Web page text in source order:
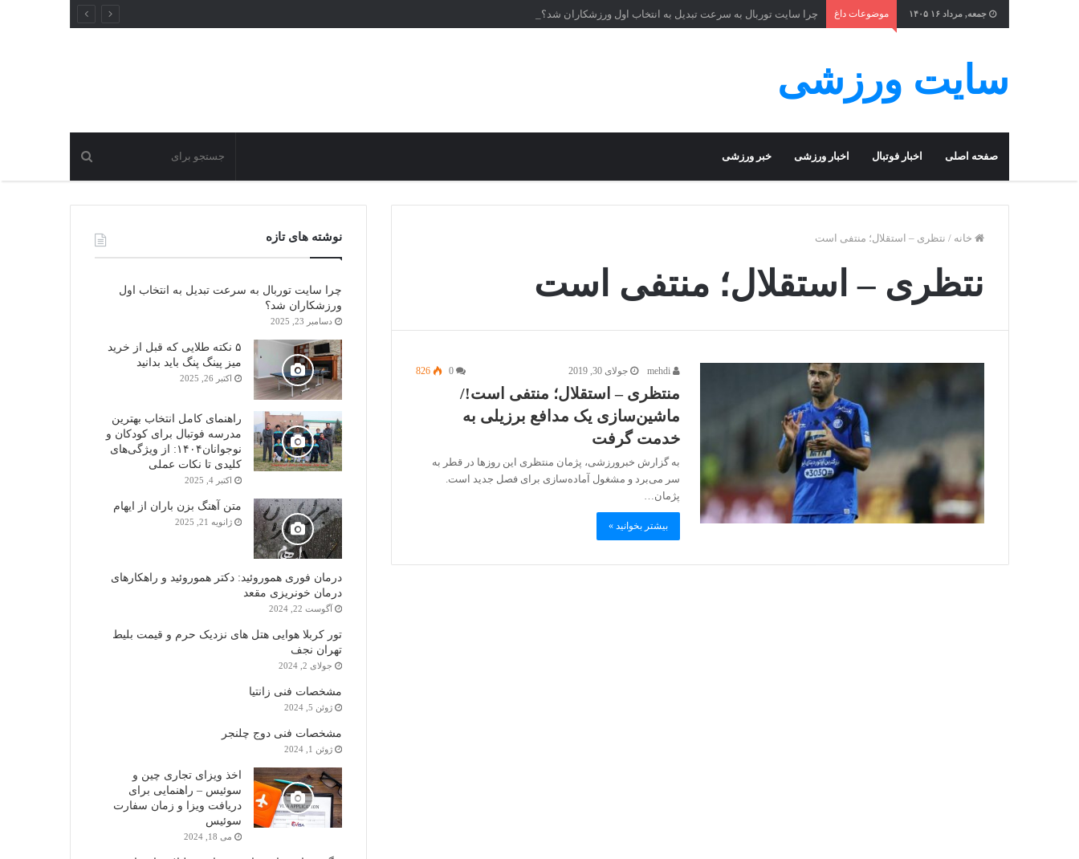
جمعه, مرداد ۱۶ ۱۴۰۵ موضوعات داغ چرا سایت توربال به ‌سرعت تبدیل به انتخاب اول ورزشکاران شد؟
سایت ورزشی
صفحه اصلی اخبار فوتبال اخبار ورزشی خبر ورزشی
خانه / نتظری – استقلال؛ منتفی است
نتظری – استقلال؛ منتفی است
جولای 30, 2019 826
منتظری – استقلال؛ منتفی است!/
ماشین‌سازی یک مدافع برزیلی به
خدمت گرفت
به گزارش خبرورزشی، پژمان منتظری این روز‌ها در قطر به
سر می‌برد و مشغول آماده‌سازی برای فصل جدید است.
پژمان…
بیشتر بخوانید »
نوشته های تازه
چرا سایت توربال به ‌سرعت تبدیل به انتخاب اول
ورزشکاران شد؟
دسامبر 23, 2025
۵ نکته طلایی که قبل از خرید
میز پینگ پنگ باید بدانید
اکتبر 26, 2025
راهنمای کامل انتخاب بهترین
مدرسه فوتبال برای کودکان و
نوجوانان۱۴۰۴: از ویژگی‌های
کلیدی تا نکات عملی
اکتبر 4, 2025
متن آهنگ بزن باران از ایهام
ژانویه 21, 2025
درمان فوری هموروئید: دکتر هموروئید و راهکارهای
درمان خونریزی مقعد
آگوست 22, 2024
تور کربلا هوایی هتل های نزدیک حرم و قیمت بلیط
تهران نجف
جولای 2, 2024
مشخصات فنی زانتیا
ژوئن 5, 2024
مشخصات فنی دوج چلنجر
ژوئن 1, 2024
اخذ ویزای تجاری چین و
سوئیس – راهنمایی برای
دریافت ویزا و زمان سفارت
سوئیس
می 18, 2024